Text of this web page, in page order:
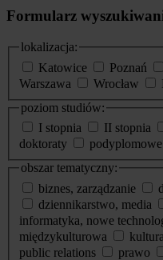
Formularz
lokalizacja:
Katowice
Poznań
Warszawa
Wrocław
poziom studiów:
I stopnia
II stopnia
doktoraty
podyplomowe
obszar tematyczny:
biznes, zarządzanie
dziennikarstwo, media
informatyka, nowe
międzykulturowa
public relations
prawo